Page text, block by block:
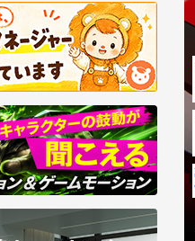
CalliopeのMV／3D
？――東映ツークン研